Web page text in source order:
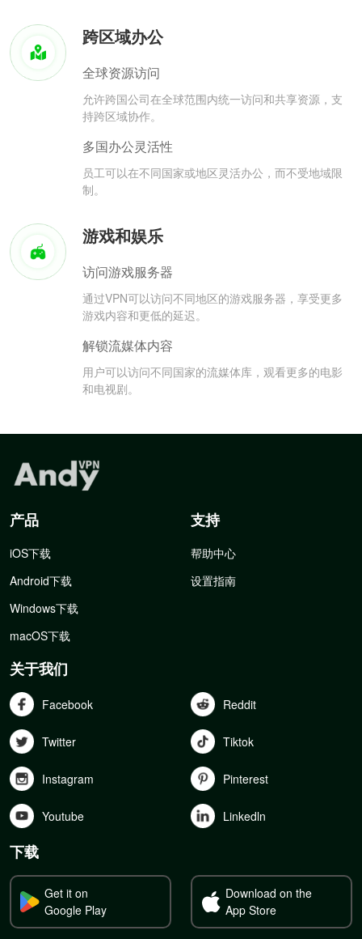
跨区域办公
全球资源访问
允许跨国公司在全球范围内统一访问和共享资源，支
持跨区域协作。
多国办公灵活性
员工可以在不同国家或地区灵活办公，而不受地域限
制。
游戏和娱乐
访问游戏服务器
通过VPN可以访问不同地区的游戏服务器，享受更多
游戏内容和更低的延迟。
解锁流媒体内容
用户可以访问不同国家的流媒体库，观看更多的电影
和电视剧。
产品
iOS下载
Android下载
Windows下载
macOS下载
支持
帮助中心
设置指南
关于我们
Facebook Reddit
Twitter Tiktok
Instagram Pinterest
Youtube Linkedln
下载
Get it on
Google Play
Download on the
App Store